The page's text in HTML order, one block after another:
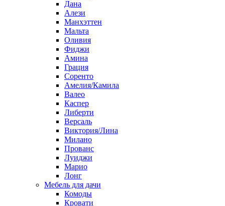
Дана
Алези
Манхэттен
Мальта
Оливия
Фиджи
Амина
Грация
Соренто
Амелия/Камила
Валео
Каспер
Либерти
Версаль
Виктория/Лина
Милано
Прованс
Луиджи
Марио
Лонг
Мебель для дачи
Комоды
Кровати